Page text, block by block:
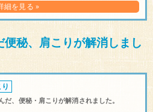
細を見る »
秘、肩こりが解消しまし
だ、便秘・肩こりが解消されました。